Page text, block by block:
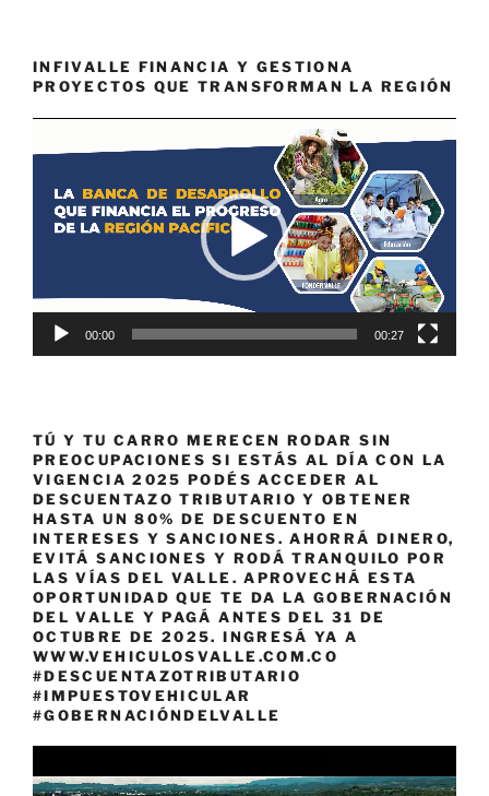
INFIVALLE FINANCIA Y GESTIONA
PROYECTOS QUE TRANSFORMAN LA REGIÓN
de
00:00 00:27
TÚ Y TU CARRO MERECEN RODAR SIN
PREOCUPACIONES SI ESTÁS AL DÍA CON LA
VIGENCIA 2025 PODÉS ACCEDER AL
DESCUENTAZO TRIBUTARIO Y OBTENER
HASTA UN 80% DE DESCUENTO EN
INTERESES Y SANCIONES. AHORRÁ DINERO,
EVITÁ SANCIONES Y RODÁ TRANQUILO POR
LAS VÍAS DEL VALLE. APROVECHÁ ESTA
OPORTUNIDAD QUE TE DA LA GOBERNACIÓN
DEL VALLE Y PAGÁ ANTES DEL 31 DE
OCTUBRE DE 2025. INGRESÁ YA A
WWW.VEHICULOSVALLE.COM.CO
#DESCUENTAZOTRIBUTARIO
#IMPUESTOVEHICULAR
#GOBERNACIÓNDELVALLE
de